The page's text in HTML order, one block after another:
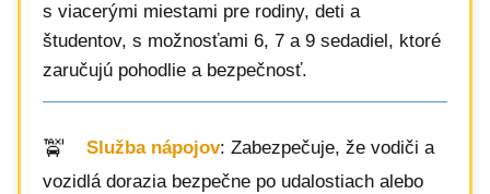
s viacerými miestami pre rodiny, deti a
študentov, s možnosťami 6, 7 a 9 sedadiel, ktoré
zaručujú pohodlie a bezpečnosť.
Služba nápojov: Zabezpečuje, že vodiči a
vozidlá dorazia bezpečne po udalostiach alebo